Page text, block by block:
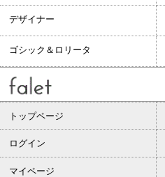
デザイナー
ゴシック＆ロリータ
トップページ
ログイン
マイページ